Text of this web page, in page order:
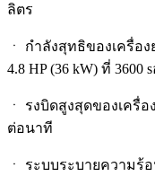
ลิตร
ㆍ กำลังสุทธิของเครื่อ
4.8 HP (36 kW) ที่ 3600
ㆍ รงบิดสูงสุดของเครื่อ
ต่อนาที
ㆍ ระบบระบายความ